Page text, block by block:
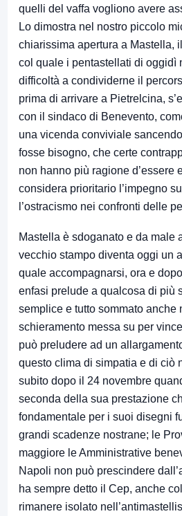
quelli del vaffa vogliono avere
Lo dimostra nel nostro piccolo
chiarissima apertura a Mastella,
col quale i pentastellati di oggidì
difficoltà a condividerne il
prima di arrivare a Pietrelcina,
con il sindaco di Benevento,
una vicenda conviviale
fosse bisogno, che certe
non hanno più ragione d’essere
considera prioritario l’impegno
l’ostracismo nei confronti delle
Mastella è sdoganato e da male
vecchio stampo diventa oggi un
quale accompagnarsi, ora e
enfasi prelude a qualcosa di più
semplice e tutto sommato anche
schieramento messa su per
può preludere ad un
questo clima di simpatia e di ciò
subito dopo il 24 novembre
seconda della sua prestazione
fondamentale per i suoi disegni
grandi scadenze nostrane; le
maggiore le Amministrative
Napoli non può prescindere
ha sempre detto il Cep, anche
rimanere isolato